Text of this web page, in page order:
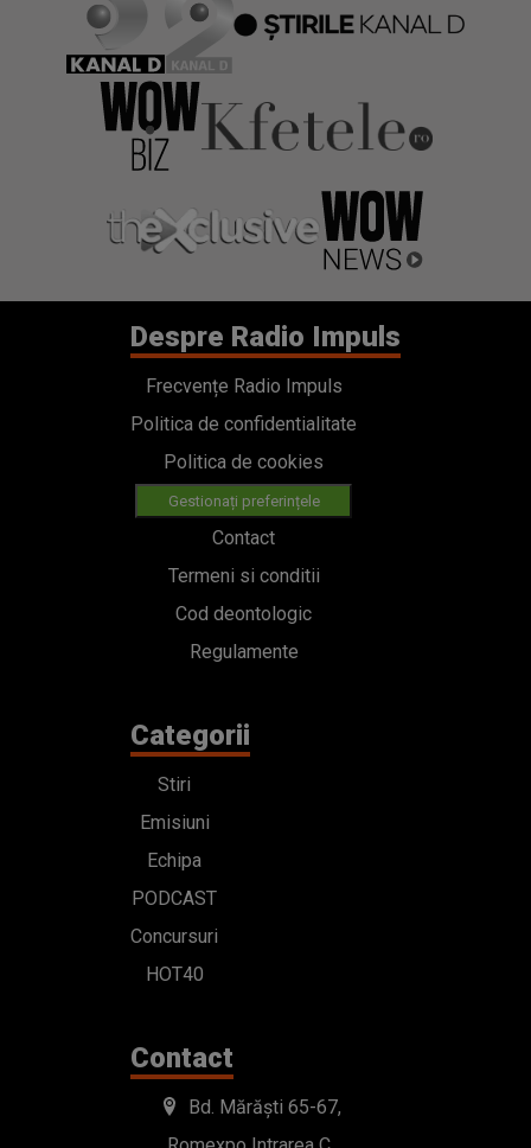
Despre Radio Impuls
Frecvențe Radio Impuls
Politica de confidentialitate
Politica de cookies
Gestionați preferințele
Contact
Termeni si conditii
Cod deontologic
Regulamente
Categorii
Stiri
Emisiuni
Echipa
PODCAST
Concursuri
HOT40
Contact
Bd. Mărăști 65-67,